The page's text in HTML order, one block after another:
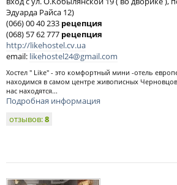
Эдуарда Райса 12)
(066) 00 40 233 рецепция
(068) 57 62 777 рецепция
http://likehostel.cv.ua
email: likehostel24@gmail.com
Хостел " Like" - это комфортный мини -отель
находимся в самом центре живописных
нас находятся...
Подробная информация
отзывов:8